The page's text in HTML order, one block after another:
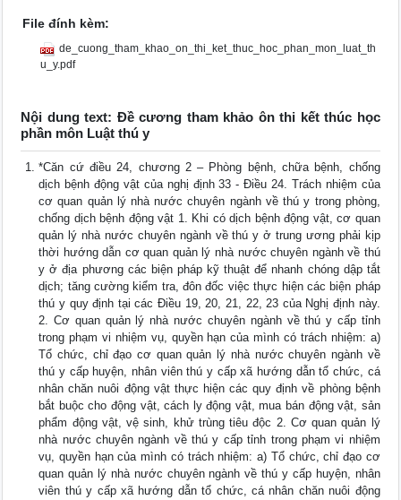
File đính kèm:
de_cuong_tham_khao_on_thi_ket_thuc_hoc_phan_mon_luat_th
u_y.pdf
Nội dung text: Đề cương tham khảo ôn thi kết thúc học
phần môn Luật thú y
*Căn cứ điều 24, chương 2 – Phòng bệnh, chữa bệnh, chống
dịch bệnh động vật của nghị định 33 - Điều 24. Trách nhiệm của
cơ quan quản lý nhà nước chuyên ngành về thú y trong phòng,
chống dịch bệnh động vật 1. Khi có dịch bệnh động vật, cơ quan
quản lý nhà nước chuyên ngành về thú y ở trung ương phải kịp
thời hướng dẫn cơ quan quản lý nhà nước chuyên ngành về thú
y ở địa phương các biện pháp kỹ thuật để nhanh chóng dập tắt
dịch; tăng cường kiểm tra, đôn đốc việc thực hiện các biện pháp
thú y quy định tại các Điều 19, 20, 21, 22, 23 của Nghị định này.
2. Cơ quan quản lý nhà nước chuyên ngành về thú y cấp tỉnh
trong phạm vi nhiệm vụ, quyền hạn của mình có trách nhiệm: a)
Tổ chức, chỉ đạo cơ quan quản lý nhà nước chuyên ngành về
thú y cấp huyện, nhân viên thú y cấp xã hướng dẫn tổ chức, cá
nhân chăn nuôi động vật thực hiện các quy định về phòng bệnh
bắt buộc cho động vật, cách ly động vật, mua bán động vật, sản
phẩm động vật, vệ sinh, khử trùng tiêu độc 2. Cơ quan quản lý
nhà nước chuyên ngành về thú y cấp tỉnh trong phạm vi nhiệm
vụ, quyền hạn của mình có trách nhiệm: a) Tổ chức, chỉ đạo cơ
quan quản lý nhà nước chuyên ngành về thú y cấp huyện, nhân
viên thú y cấp xã hướng dẫn tổ chức, cá nhân chăn nuôi động